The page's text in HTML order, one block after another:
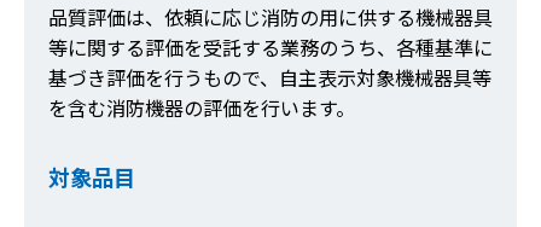
品質評価は、依頼に応じ消防の用に供する機械器具
等に関する評価を受託する業務のうち、各種基準に
基づき評価を行うもので、自主表示対象機械器具等
を含む消防機器の評価を行います。
対象品目